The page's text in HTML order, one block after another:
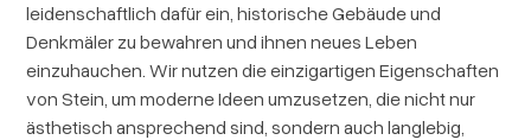
leidenschaftlich dafür ein, historische Gebäude und
Denkmäler zu bewahren und ihnen neues Leben
einzuhauchen. Wir nutzen die einzigartigen Eigenschaften
von Stein, um moderne Ideen umzusetzen, die nicht nur
ästhetisch ansprechend sind, sondern auch langlebig,